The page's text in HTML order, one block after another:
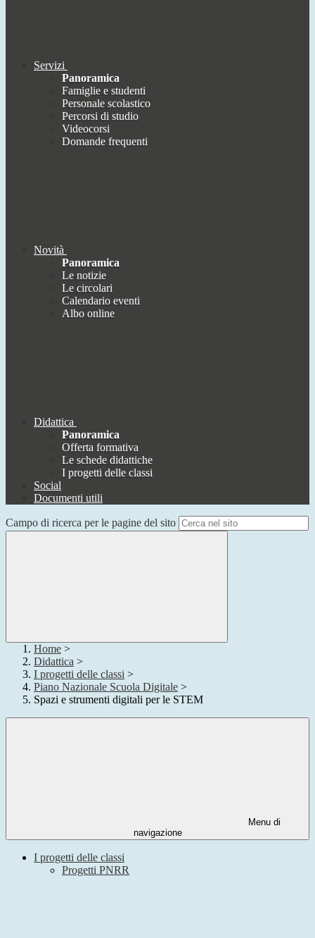
Servizi
Panoramica
Famiglie e studenti
Personale scolastico
Percorsi di studio
Videocorsi
Domande frequenti
Novità
Panoramica
Le notizie
Le circolari
Calendario eventi
Albo online
Didattica
Panoramica
Offerta formativa
Le schede didattiche
I progetti delle classi
Social
Documenti utili
Campo di ricerca per le pagine del sito
Home >
Didattica >
I progetti delle classi >
Piano Nazionale Scuola Digitale >
Spazi e strumenti digitali per le STEM
Menu di
navigazione
I progetti delle classi
Progetti PNRR